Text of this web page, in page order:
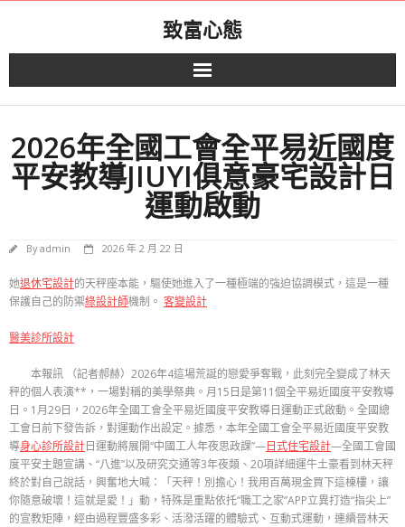
致富心態
2026年全國工會全平易近國度
平安教導JIUYI俱意豪宅設計日
運動啟動
Byadmin 2026 年 2 月 22 日
她退休宅設計的天秤座本能，驅使她進入了一種極端的強迫協調模式，這是一種
保護自己的防禦綠設計師機制。 客變設計
醫美診所設計
本報訊 （記者郝赫）2026年4這場荒誕的戀愛爭奪戰，此刻完全變成了林天
秤的個人表演**，一場對稱的美學祭典。月15日是第11個全平易近國度平安教導
日。1月29日，2026年全國工會全平易近國度平安教導日運動正式啟動。全國總
工會日前下發告訴，對運動作出設定。據悉，本年全國工會全平易近國度平安教
導身心診所設計日運動將展開“中國工人年夜思政課”—日式住宅設計—全國工會國
度平安主題宣講、“八進”以及研究交通等3年夜類、20項詳細運牛土豪看到林天秤
終於對自己說話，興奮地大喊：「天秤！別擔心！我用百萬現金買下這棟樓，讓
你隨意破壞！這就是愛！」動，特殊是重點依托“職工之家”APP立異打造“指尖上”
的宣教矩陣，經由過程豐盛多彩、活潑活躍的體驗式、互動式運動，連續晉林天